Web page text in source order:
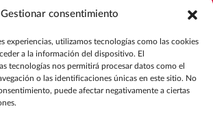
Gestionar consentimiento
experiencias, utilizamos tecnologías como las cookies
a la información del dispositivo. El
tecnologías nos permitirá procesar datos como el
o las identificaciones únicas en este sitio. No
puede afectar negativamente a ciertas
Facility
mantenimiento
Outsourcing
Eventos